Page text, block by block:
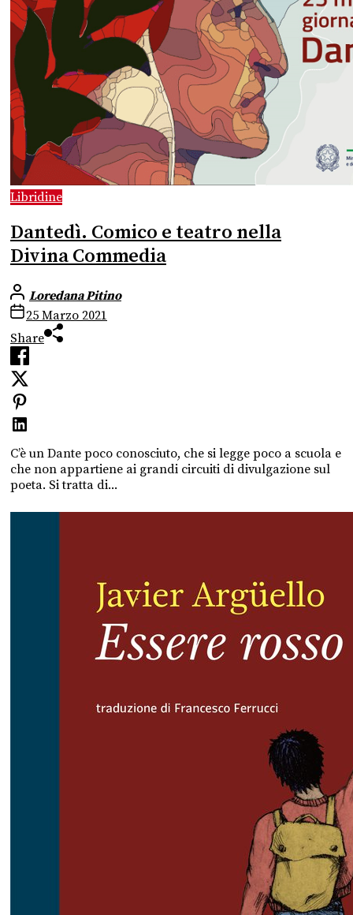
Libridine
Dantedì. Comico e teatro nella
Divina Commedia
Loredana Pitino
25 Marzo 2021
Share
C’è un Dante poco conosciuto, che si legge poco a scuola e
che non appartiene ai grandi circuiti di divulgazione sul
poeta. Si tratta di...